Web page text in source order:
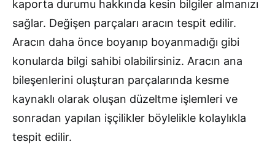
kaporta durumu hakkında kesin bilgiler almanızı
sağlar. Değişen parçaları aracın tespit edilir.
Aracın daha önce boyanıp boyanmadığı gibi
konularda bilgi sahibi olabilirsiniz. Aracın ana
bileşenlerini oluşturan parçalarında kesme
kaynaklı olarak oluşan düzeltme işlemleri ve
sonradan yapılan işçilikler böylelikle kolaylıkla
tespit edilir.